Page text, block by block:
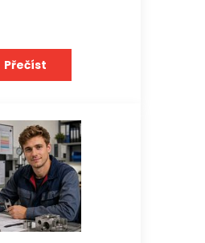
Přečíst